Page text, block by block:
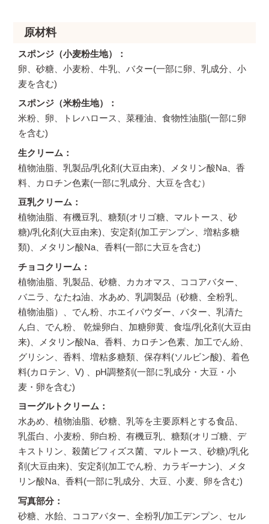
原材料
スポンジ（小麦粉生地）
卵、砂糖、小麦粉、牛乳、バター(一部に卵、乳成分、小
麦を含む)
スポンジ（米粉生地）
米粉、卵、トレハロース、菜種油、食物性油脂(一部に卵
を含む)
生クリーム
植物油脂、乳製品/乳化剤(大豆由来)、メタリン酸Na、香
料、カロチン色素(一部に乳成分、大豆を含む）
豆乳クリーム
植物油脂、有機豆乳、糖類(オリゴ糖、マルトース、砂
糖)/乳化剤(大豆由来)、安定剤(加工デンプン、増粘多糖
類)、メタリン酸Na、香料(一部に大豆を含む)
チョコクリーム
植物油脂、乳製品、砂糖、カカオマス、ココアバター、
バニラ、なたね油、水あめ、乳調製品（砂糖、全粉乳、
植物油脂）、でん粉、ホエイパウダー、バター、乳清た
ん白、でん粉、 乾燥卵白、加糖卵黄、食塩/乳化剤(大豆由
来)、メタリン酸Na、香料、カロチン色素、加工でん紛、
グリシン、香料、増粘多糖類、保存料(ソルビン酸)、着色
料(カロテン、V) 、pH調整剤(一部に乳成分・大豆・小
麦・卵を含む)
ヨーグルトクリーム
水あめ、植物油脂、砂糖、乳等を主要原料とする食品、
乳蛋白、小麦粉、卵白粉、有機豆乳、糖類(オリゴ糖、デ
キストリン、殺菌ビフィズス菌、マルトース、砂糖)/乳化
剤(大豆由来)、安定剤(加工でん粉、カラギーナン)、メタ
リン酸Na、香料(一部に乳成分、大豆、小麦、卵を含む)
写真部分
砂糖、水飴、ココアバター、全粉乳/加工デンプン、セル